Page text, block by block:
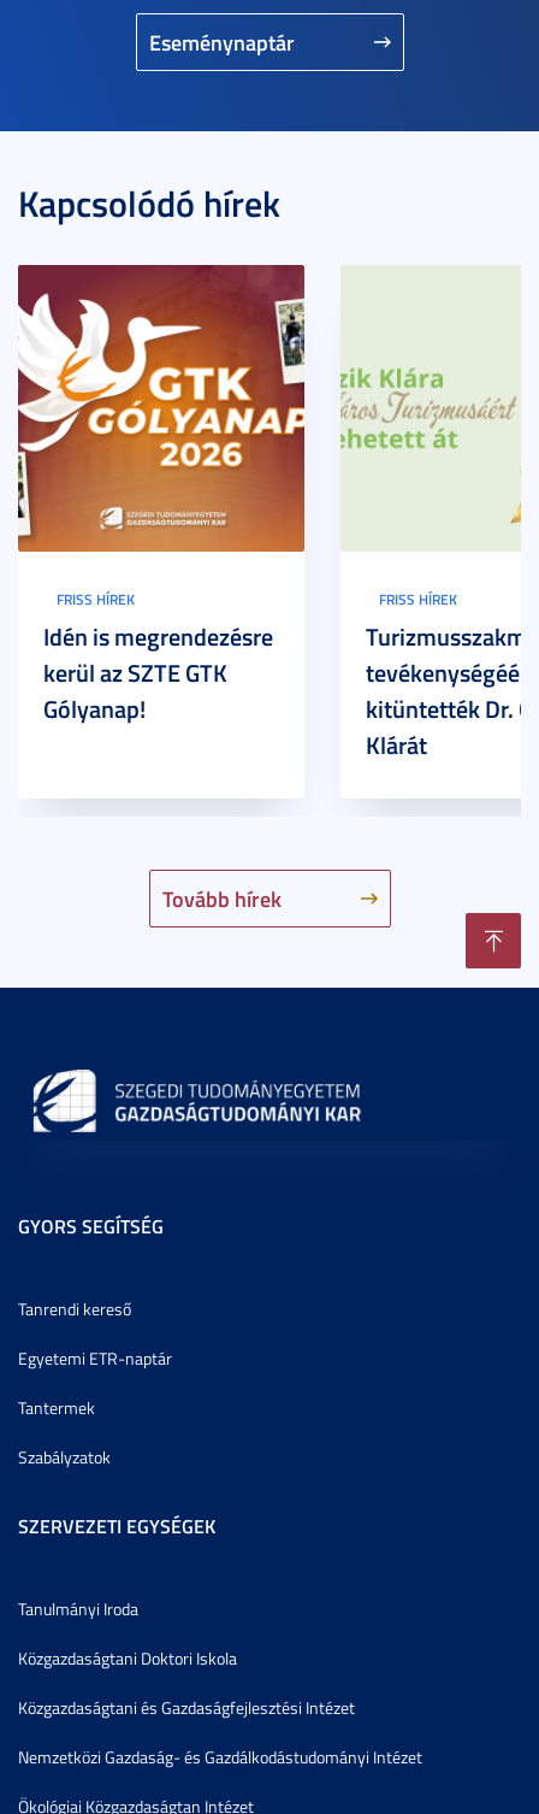
Eseménynaptár
Kapcsolódó hírek
Tovább hírek
FRISS HÍREK
Idén is megrendezésre
kerül az SZTE GTK
Gólyanap!
FRISS HÍREK
tevékenységéért
kitüntették Dr.
Klárát
GYORS SEGÍTSÉG
Tanrendi kereső
Egyetemi ETR-naptár
Tantermek
Szabályzatok
SZERVEZETI EGYSÉGEK
Tanulmányi Iroda
Közgazdaságtani Doktori Iskola
Közgazdaságtani és Gazdaságfejlesztési Intézet
Nemzetközi Gazdaság- és Gazdálkodástudományi Intézet
Ökológiai Közgazdaságtan Intézet